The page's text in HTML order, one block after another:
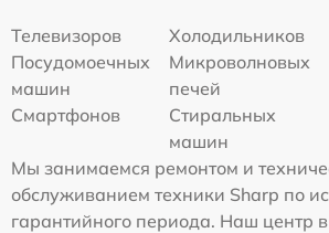
Телевизоров
Холодильников
Посудомоечных
машин
Микроволновых
печей
Смартфонов
Стиральных
машин
Мы занимаемся ремонтом и
обслуживанием техники Sharp по
гарантийного периода. Наш центр